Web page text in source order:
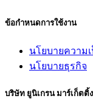
ข้อกำหนดการใช้งาน
นโยบายความ
นโยบายธุรกิจ
บริษัท ยูนิเกรน มาร์เก็ตติ้